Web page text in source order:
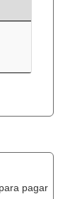
pagar